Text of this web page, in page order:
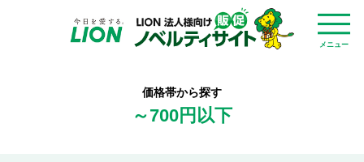
メニュー
価格帯から探す
～700円以下